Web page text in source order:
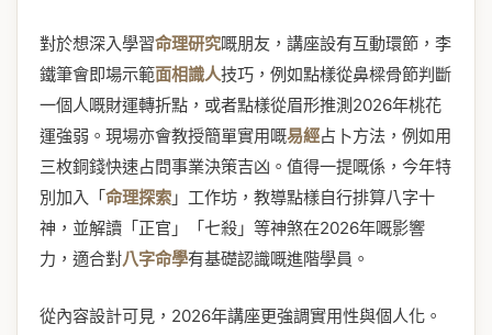
對於想深入學習命理研究嘅朋友，講座設有互動環節，李
鐵筆會即場示範面相識人技巧，例如點樣從鼻樑骨節判斷
一個人嘅財運轉折點，或者點樣從眉形推測2026年桃花
運強弱。現場亦會教授簡單實用嘅易經占卜方法，例如用
三枚銅錢快速占問事業決策吉凶。值得一提嘅係，今年特
別加入「命理探索 」工作坊，教導點樣自行排算八字十
神，並解讀「正官」「七殺」等神煞在2026年嘅影響
力，適合對八字命學有基礎認識嘅進階學員。
從內容設計可見，2026年講座更強調實用性與個人化。